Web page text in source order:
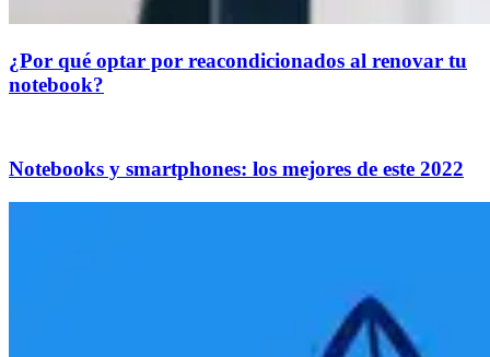
¿Por qué optar por reacondicionados al renovar tu
notebook?
Notebooks y smartphones: los mejores de este 2022